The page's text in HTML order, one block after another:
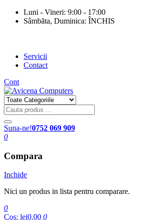
Luni - Vineri: 9:00 - 17:00
Sâmbăta, Duminica: ÎNCHIS
Servicii
Contact
Cont
Suna-ne!0752 069 909
0
Compara
Inchide
Nici un produs in lista pentru comparare.
0
Cos: lei0.00 0